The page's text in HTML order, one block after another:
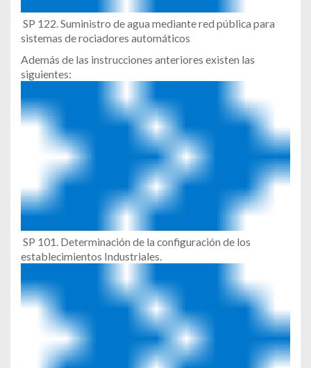
SP 122. Suministro de agua mediante red pública para
sistemas de rociadores automáticos
Además de las instrucciones anteriores existen las
siguientes:
SP 101. Determinación de la configuración de los
establecimientos Industriales.